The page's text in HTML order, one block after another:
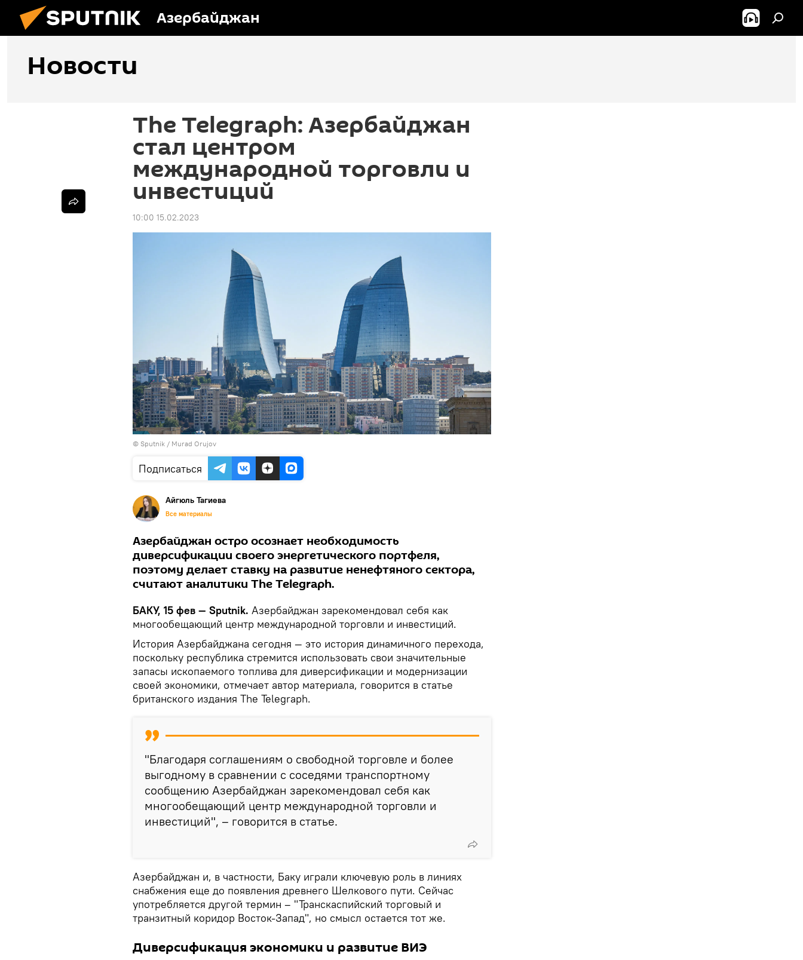
Азербайджан
Новости
The Telegraph: Азербайджан
стал центром
международной торговли и
инвестиций
10:00 15.02.2023
© Sputnik / Murad Orujov
Подписаться
Айгюль Тагиева
Все материалы
Азербайджан остро осознает необходимость
диверсификации своего энергетического портфеля,
поэтому делает ставку на развитие ненефтяного сектора,
считают аналитики The Telegraph.
БАКУ, 15 фев — Sputnik. Азербайджан зарекомендовал себя как
многообещающий центр международной торговли и инвестиций.
История Азербайджана сегодня — это история динамичного перехода,
поскольку республика стремится использовать свои значительные
запасы ископаемого топлива для диверсификации и модернизации
своей экономики, отмечает автор материала, говорится в статье
британского издания The Telegraph.
"Благодаря соглашениям о свободной торговле и более
выгодному в сравнении с соседями транспортному
сообщению Азербайджан зарекомендовал себя как
многообещающий центр международной торговли и
инвестиций", – говорится в статье.
Азербайджан и, в частности, Баку играли ключевую роль в линиях
снабжения еще до появления древнего Шелкового пути. Сейчас
употребляется другой термин – "Транскаспийский торговый и
транзитный коридор Восток-Запад", но смысл остается тот же.
Диверсификация экономики и развитие ВИЭ